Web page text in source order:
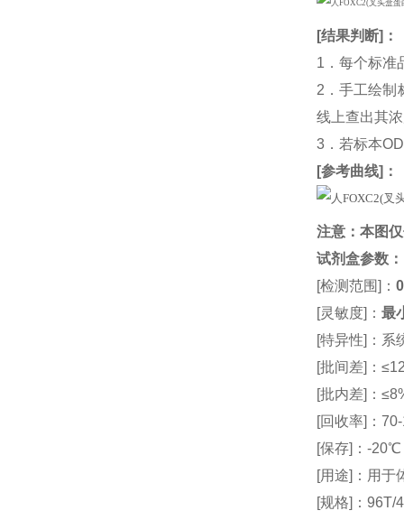
[结果判断]：
1．每个标准
2．手工绘制
线上查出其
3．若标本
[参考曲线]：
注意：本图
试剂盒参数 ：
[检测范围]：
[灵敏度]：最
[特异性]：系
[批间差]：
[批内差]：
[回收率]：
[保存]：-
[用途]：用于
[规格]：96T/